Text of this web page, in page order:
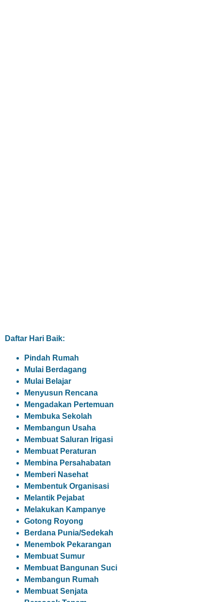
Daftar Hari Baik:
Pindah Rumah
Mulai Berdagang
Mulai Belajar
Menyusun Rencana
Mengadakan Pertemuan
Membuka Sekolah
Membangun Usaha
Membuat Saluran Irigasi
Membuat Peraturan
Membina Persahabatan
Memberi Nasehat
Membentuk Organisasi
Melantik Pejabat
Melakukan Kampanye
Gotong Royong
Berdana Punia/Sedekah
Menembok Pekarangan
Membuat Sumur
Membuat Bangunan Suci
Membangun Rumah
Membuat Senjata